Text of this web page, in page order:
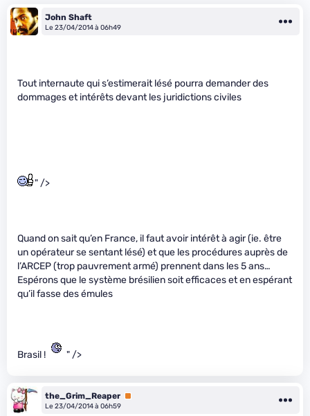
John Shaft
Le 23/04/2014 à 06h49
Tout internaute qui s’estimerait lésé pourra demander des
dommages et intérêts devant les juridictions civiles
" />
Quand on sait qu’en France, il faut avoir intérêt à agir (ie. être
un opérateur se sentant lésé) et que les procédures auprès de
l’ARCEP (trop pauvrement armé) prennent dans les 5 ans…
Espérons que le système brésilien soit efficaces et en espérant
qu’il fasse des émules
Brasil ! " />
the_Grim_Reaper Premium
Le 23/04/2014 à 06h59